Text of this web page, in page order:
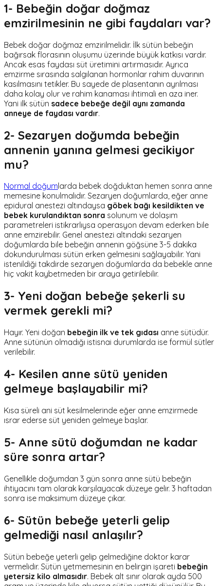
1- Bebeğin doğar doğmaz
emzirilmesinin ne gibi faydaları var?
Bebek doğar doğmaz emzirilmelidir. İlk sütün bebeğin
bağırsak florasının oluşumu üzerinde büyük katkısı vardır.
Ancak esas faydası süt üretimini artırmasıdır. Ayrıca
emzirme sırasında salgılanan hormonlar rahim duvarının
kasılmasını tetikler. Bu sayede de plasentanın ayrılması
daha kolay olur ve rahim kanaması ihtimali en aza iner.
Yani ilk sütün sadece bebeğe değil aynı zamanda
anneye de faydası vardır.
2- Sezaryen doğumda bebeğin
annenin yanına gelmesi gecikiyor
mu?
Normal doğumlarda bebek doğduktan hemen sonra anne
memesine konulmalıdır. Sezaryen doğumlarda, eğer anne
epidural anestezi altındaysa göbek bağı kesildikten ve
bebek kurulandıktan sonra solunum ve dolaşım
parametreleri istikrarlıysa operasyon devam ederken bile
anne emzirebilir. Genel anestezi altındaki sezaryen
doğumlarda bile bebeğin annenin göğsüne 3-5 dakika
dokundurulması sütün erken gelmesini sağlayabilir. Yani
istenildiği takdirde sezaryen doğumlarda da bebekle anne
hiç vakit kaybetmeden bir araya getirilebilir.
3- Yeni doğan bebeğe şekerli su
vermek gerekli mi?
Hayır. Yeni doğan bebeğin ilk ve tek gıdası anne sütüdür.
Anne sütünün olmadığı istisnai durumlarda ise formül sütler
verilebilir.
4- Kesilen anne sütü yeniden
gelmeye başlayabilir mi?
Kısa süreli ani süt kesilmelerinde eğer anne emzirmede
ısrar ederse süt yeniden gelmeye başlar.
5- Anne sütü doğumdan ne kadar
süre sonra artar?
Genellikle doğumdan 3 gün sonra anne sütü bebeğin
ihtiyacını tam olarak karşılayacak düzeye gelir. 3 haftadan
sonra ise maksimum düzeye çıkar.
6- Sütün bebeğe yeterli gelip
gelmediği nasıl anlaşılır?
Sütün bebeğe yeterli gelip gelmediğine doktor karar
vermelidir. Sütün yetmemesinin en belirgin işareti bebeğin
yetersiz kilo almasıdır. Bebek alt sınır olarak ayda 500